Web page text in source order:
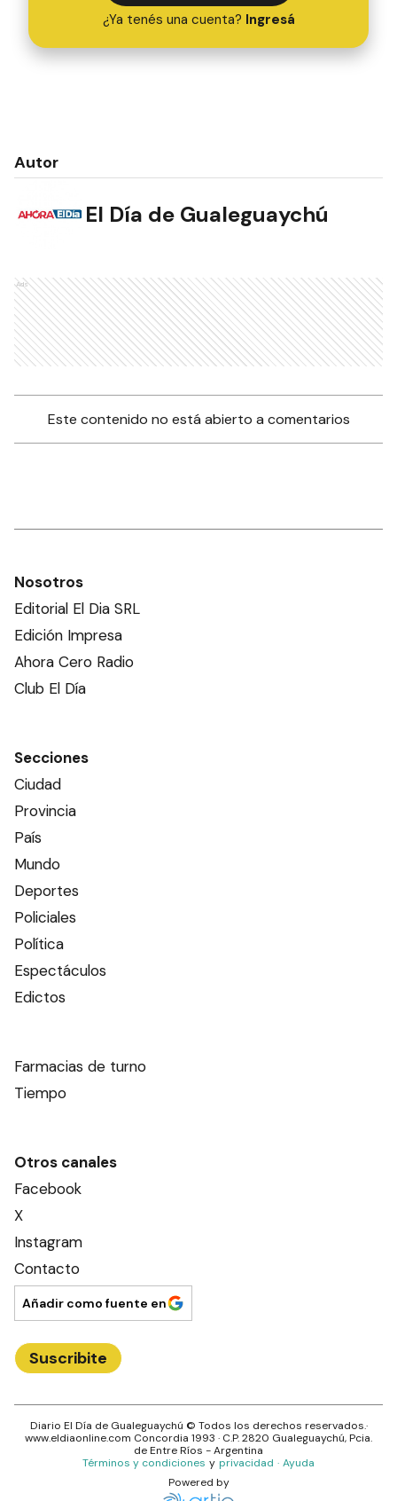
¿Ya tenés una cuenta? Ingresá
Autor
El Día de Gualeguaychú
Ads
Este contenido no está abierto a comentarios
Nosotros
Editorial El Dia SRL
Edición Impresa
Ahora Cero Radio
Club El Día
Secciones
Ciudad
Provincia
País
Mundo
Deportes
Policiales
Política
Espectáculos
Edictos
Farmacias de turno
Tiempo
Otros canales
Facebook
X
Instagram
Contacto
Añadir como fuente en
Suscribite
Diario El Día de Gualeguaychú © Todos los derechos reservados.·
www.eldiaonline.com Concordia 1993 · C.P.2820 Gualeguaychú, Pcia.
deEntre Ríos - Argentina
Términos y condiciones y privacidad · Ayuda
Powered by